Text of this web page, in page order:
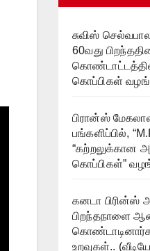
சுவிஸ்
60வது
கொப்பிகள்
பிரான்ஸ்
பங்களிப்பில்,
“கற்றலுக்கான
கொப்பிகள்”
கனடா பிரின்ஸ்
பிறந்தநாளை
உறவுகள்..